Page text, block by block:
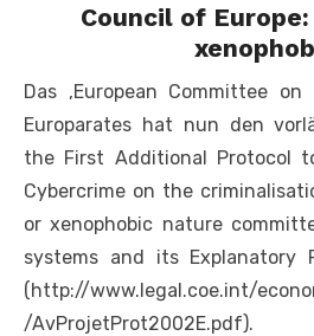
Council of
Das ‚European Committee on
Europarates hat nun den
the First Additional Protocol
Cybercrime on the
or xenophobic nature
systems and its Explanatory
(http://www.legal.coe.int/
/